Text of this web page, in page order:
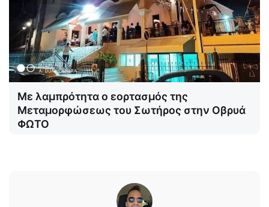
Με λαμπρότητα ο εορτασμός της
Μεταμορφώσεως του Σωτήρος στην Οβρυά
ΦΩΤΟ